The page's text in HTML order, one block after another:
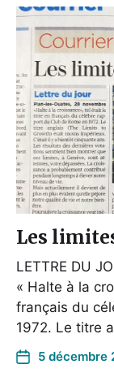
Les
LETTRE DU
« Halte à la
français du
1972. Le titre
5 décembre